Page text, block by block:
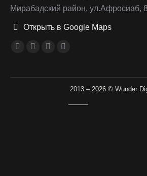
Мирабадский район, ул.Афросиаб,
Открыть в Google Maps
Ищите нас:
открывается
открывается
открывается
новом
открывается
новом
2013 – 2026 © Wunder
———